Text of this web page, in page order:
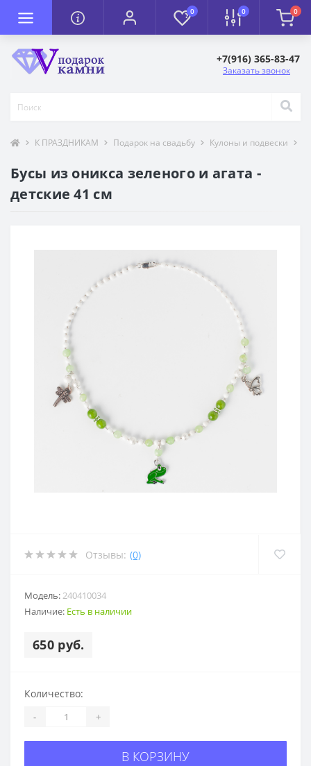
0 0 0
+7(916) 365-83-47
Заказать звонок
К ПРАЗДНИКАМ Подарок на свадьбу Кулоны и подвески
Бусы из оникса зеленого и агата -
детские 41 см
Отзывы: (0)
Модель:240410034
Наличие: Есть в наличии
650 руб.
Количество:
- +
В КОРЗИНУ